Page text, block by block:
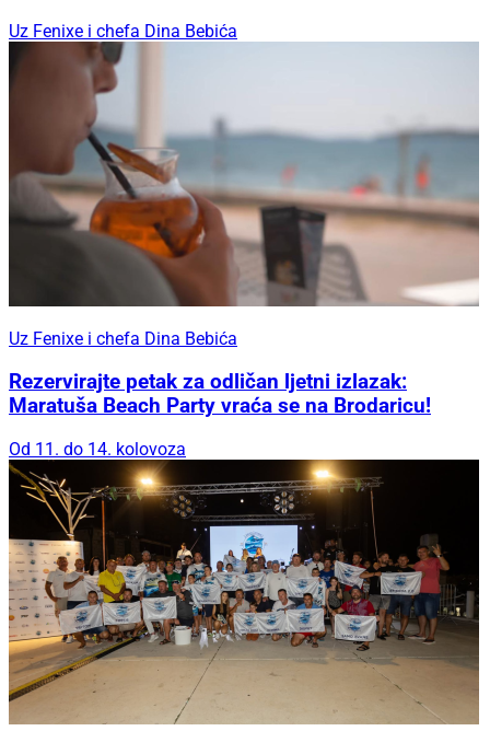
Uz Fenixe i chefa Dina Bebića
Uz Fenixe i chefa Dina Bebića
Rezervirajte petak za odličan ljetni izlazak:
Maratuša Beach Party vraća se na Brodaricu!
Od 11. do 14. kolovoza